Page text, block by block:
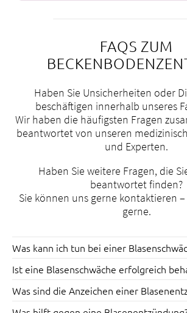
FAQS ZUM
Haben Sie Unsicherheiten oder
beschäftigen innerhalb unseres
Wir haben die häufigsten Fragen
beantwortet von unseren
und Experten.
Haben Sie weitere Fragen, die
beantwortet finden?
Sie können uns gerne kontaktieren
gerne.
Was kann ich tun bei einer
Was tun bei Urininkontinenz? Unfreiwillig
verlieren ist ein Tabu. Dabei ist rund jede
davon betroffen und kann sich helfen
Ist eine Blasenschwäche erfolgreich
Ja, es gibt für alle Formen effektive
konservativ und operativ.
Was sind die Anzeichen einer
Typische Symptome einer